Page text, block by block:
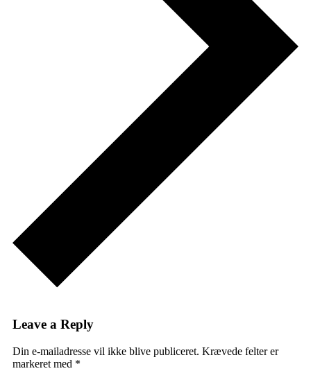
Leave a Reply
Din e-mailadresse vil ikke blive publiceret. Krævede felter er
markeret med *